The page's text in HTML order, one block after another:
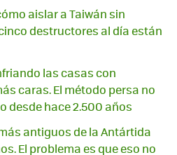
aislar a Taiwán sin
destructores al día están
las casas con
caras. El método persa no
desde hace 2.500 años
antiguos de la Antártida
El problema es que eso no